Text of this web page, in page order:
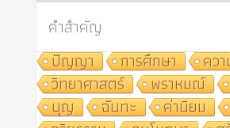
คำสำคัญ
ปัญญา
การศึกษา
คว
วิทยาศาสตร์
พราหมณ์
บุญ
ฉันทะ ค่านิยม